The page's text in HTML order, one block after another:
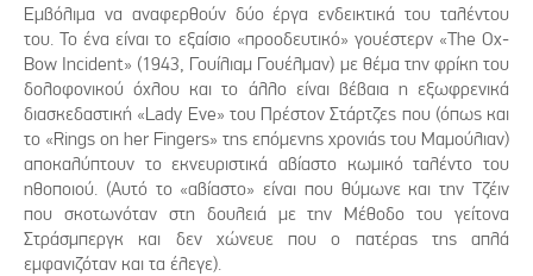
Εμβόλιμα να αναφερθούν δύο έργα ενδεικτικά του ταλέντου
του. Το ένα είναι το εξαίσιο «προοδευτικό» γουέστερν «The Ox-
Bow Incident» (1943, Γουίλιαμ Γουέλμαν) με θέμα την φρίκη του
δολοφονικού όχλου και το άλλο είναι βέβαια η εξωφρενικά
διασκεδαστική «Lady Eve» του Πρέστον Στάρτζες που (όπως και
το «Rings on her Fingers» της επόμενης χρονιάς του Μαμούλιαν)
αποκαλύπτουν το εκνευριστικά αβίαστο κωμικό ταλέντο του
ηθοποιού. (Αυτό το «αβίαστο» είναι που θύμωνε και την Τζέιν
που σκοτωνόταν στη δουλειά με την Μέθοδο του γείτονα
Στράσμπεργκ και δεν χώνευε που ο πατέρας της απλά
εμφανιζόταν και τα έλεγε).